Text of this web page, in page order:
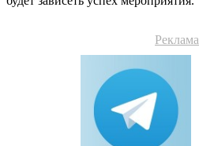
Реклама